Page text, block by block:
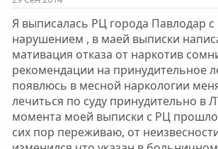
ы
л
а
Я выписалась РЦ города Павлодар
нарушением , в маей выписки
мативация отказа от наркотив
рекомендации на принудительное
появлюсь в месной наркологии
лечиться по суду принудительно в
момента моей выписки с РЦ прошло
сих пор переживаю, от